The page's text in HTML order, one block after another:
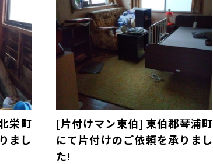
栄町
まし
[片付けマン東伯] 東伯郡琴浦町
にて片付けのご依頼を承りまし
た!